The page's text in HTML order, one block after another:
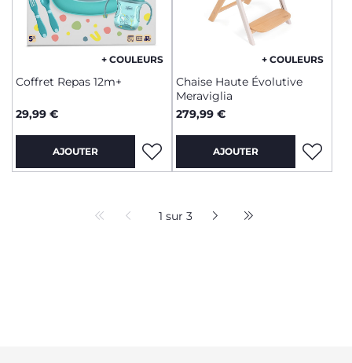
+ COULEURS
Coffret Repas 12m+
29,99 €
AJOUTER
+ COULEURS
Chaise Haute Évolutive
Meraviglia
279,99 €
AJOUTER
1 sur 3